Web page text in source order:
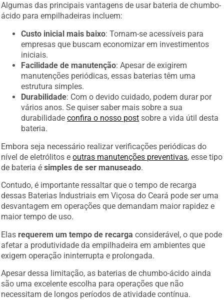
Algumas das principais vantagens de usar bateria de chumbo-
ácido para empilhadeiras incluem:
Custo inicial mais baixo: Tornam-se acessíveis para
empresas que buscam economizar em investimentos
iniciais.
Facilidade de manutenção: Apesar de exigirem
manutenções periódicas, essas baterias têm uma
estrutura simples.
Durabilidade: Com o devido cuidado, podem durar por
vários anos. Se quiser saber mais sobre a sua
durabilidadeconfira o nosso post sobre a vida útil desta
bateria.
Embora seja necessário realizar verificações periódicas do
nível de eletrólitos eoutras manutenções preventivas, esse tipo
de bateria ésimples de ser manuseado.
Contudo, é importante ressaltar que o tempo de recarga
dessas Baterias Industriais em Viçosa do Ceará pode ser uma
desvantagem em operações que demandam maior rapidez e
maior tempo de uso.
Elas requerem um tempo de recarga considerável, o que pode
afetar a produtividade da empilhadeira em ambientes que
exigem operação ininterrupta e prolongada.
Apesar dessa limitação, as baterias de chumbo-ácido ainda
são uma excelente escolha para operações que não
necessitam de longos períodos de atividade contínua.